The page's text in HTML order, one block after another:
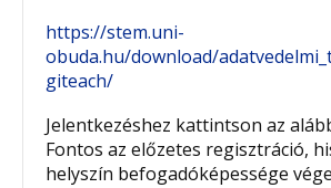
https://stem.uni-
obuda.hu/download/
giteach/
Jelentkezéshez kattintson az
Fontos az előzetes regisztráció,
helyszín befogadóképessége